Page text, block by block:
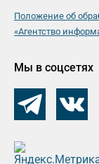
Положение об
«Агентство
Мы в соцсетях